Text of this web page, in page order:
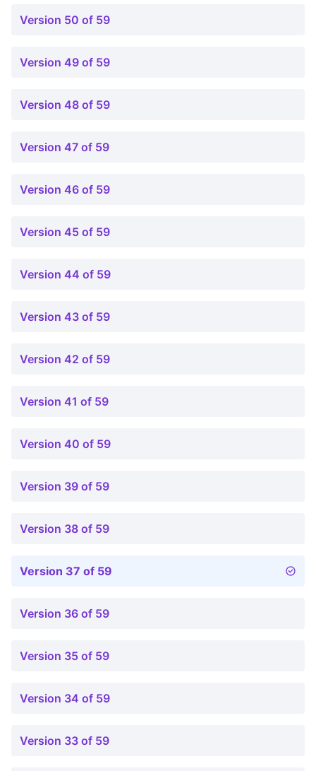
Version 50 of 59
Version 49 of 59
Version 48 of 59
Version 47 of 59
Version 46 of 59
Version 45 of 59
Version 44 of 59
Version 43 of 59
Version 42 of 59
Version 41 of 59
Version 40 of 59
Version 39 of 59
Version 38 of 59
Version 37 of 59
Version 36 of 59
Version 35 of 59
Version 34 of 59
Version 33 of 59